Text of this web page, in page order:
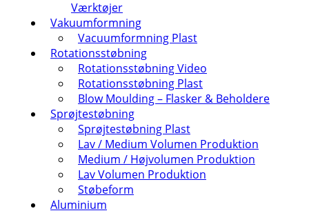
Værktøjer
Vakuumformning
Vacuumformning Plast
Rotationsstøbning
Rotationsstøbning Video
Rotationsstøbning Plast
Blow Moulding – Flasker & Beholdere
Sprøjtestøbning
Sprøjtestøbning Plast
Lav / Medium Volumen Produktion
Medium / Højvolumen Produktion
Lav Volumen Produktion
Støbeform
Aluminium